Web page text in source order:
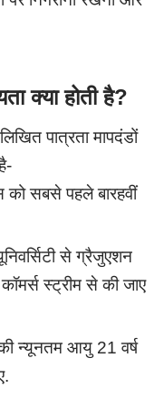
क्या होती है?
पात्रता मापदंडों
सबसे पहले बारहवीं
से ग्रैजुएशन
कॉमर्स स्ट्रीम से की जाए
न्यूनतम आयु 21 वर्ष